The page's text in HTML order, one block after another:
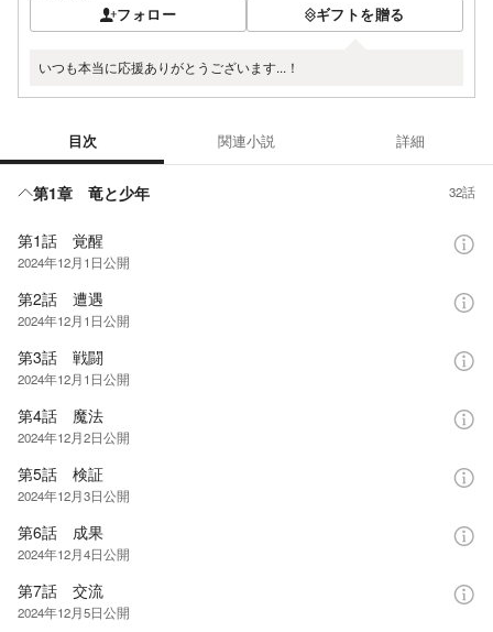
フォロー ギフトを贈る
いつも本当に応援ありがとうございます...！
目次 関連小説 詳細
第1章 竜と少年 32話
第1話 覚醒
2024年12月1日公開
第2話 遭遇
2024年12月1日公開
第3話 戦闘
2024年12月1日公開
第4話 魔法
2024年12月2日公開
第5話 検証
2024年12月3日公開
第6話 成果
2024年12月4日公開
第7話 交流
2024年12月5日公開